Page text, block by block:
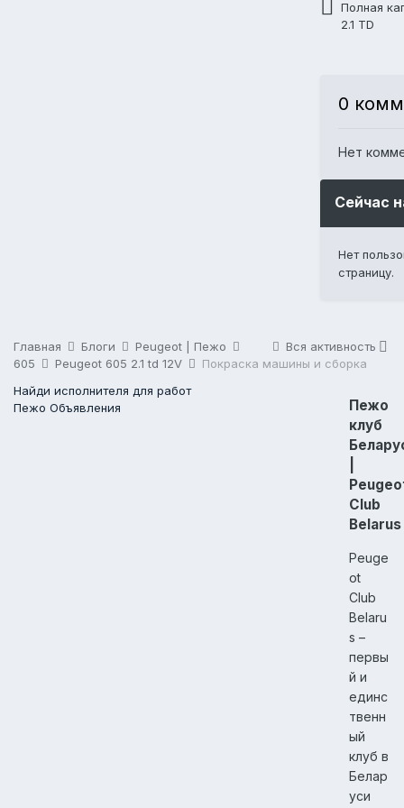
Полная
2.1 TD
0
Нет
Сейчас
Нет
страницу.
Вся активность
Главная Блоги
Peugeot | Пежо
605
Peugeot 605 2.1 td 12V
Покраска машины и сборка
Найди исполнителя для работ
Пежо Объявления
Пежо
клуб
Club
Belarus
Peuge
ot
Club
Belaru
s –
первы
й и
единс
твенн
ый
клуб в
Белар
уси